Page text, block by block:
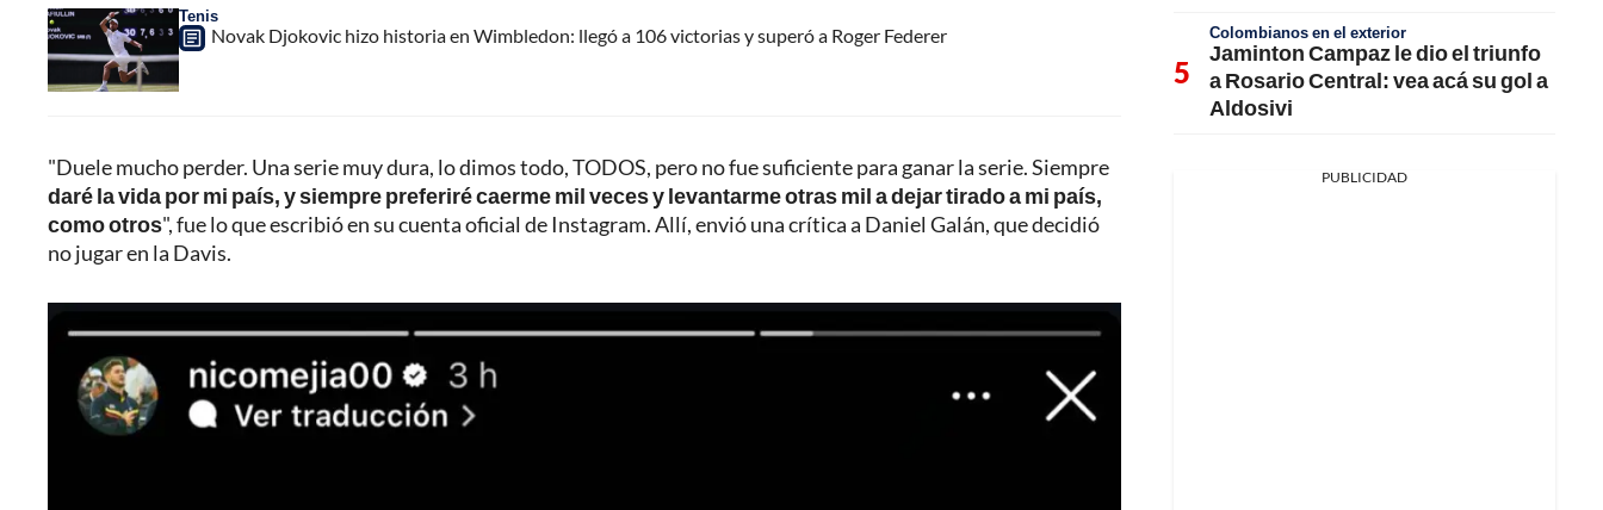
Tenis
Novak Djokovic hizo historia en Wimbledon: llegó a 106 victorias y superó a Roger Federer
"Duele mucho perder. Una serie muy dura, lo dimos todo, TODOS, pero no fue suficiente para ganar la serie. Siempre
daré la vida por mi país, y siempre preferiré caerme mil veces y levantarme otras mil a dejar tirado a mi país,
como otros", fue lo que escribió en su cuenta oficial de Instagram. Allí, envió una crítica a Daniel Galán, que decidió
no jugar en la Davis.
Colombianos en el exterior
Jaminton Campaz le dio el triunfo
a Rosario Central: vea acá su gol a
Aldosivi
PUBLICIDAD